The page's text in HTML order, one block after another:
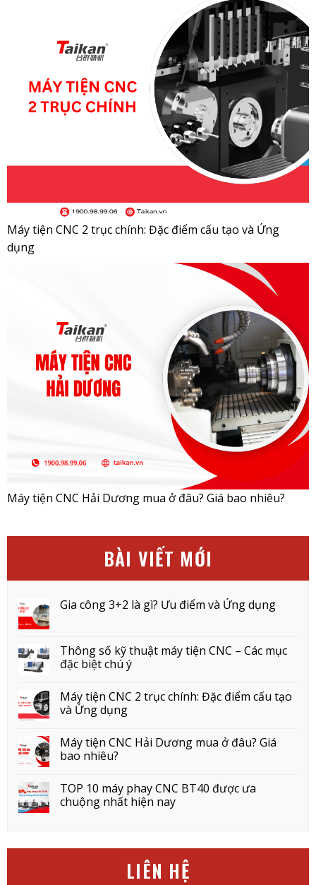
Máy tiện CNC 2 trục chính: Đặc điểm cấu tạo và Ứng
dụng
Máy tiện CNC Hải Dương mua ở đâu? Giá bao nhiêu?
BÀI VIẾT MỚI
Gia công 3+2 là gì? Ưu điểm và Ứng dụng
Thông số kỹ thuật máy tiện CNC – Các mục
đặc biệt chú ý
Máy tiện CNC 2 trục chính: Đặc điểm cấu tạo
và Ứng dụng
Máy tiện CNC Hải Dương mua ở đâu? Giá
bao nhiêu?
TOP 10 máy phay CNC BT40 được ưa
chuộng nhất hiện nay
LIÊN HỆ